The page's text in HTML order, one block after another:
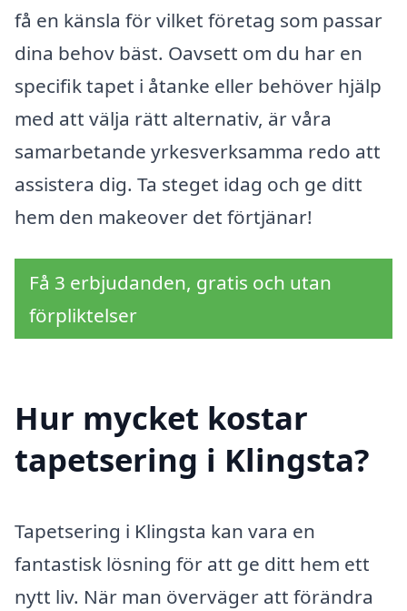
få en känsla för vilket företag som passar
dina behov bäst. Oavsett om du har en
specifik tapet i åtanke eller behöver hjälp
med att välja rätt alternativ, är våra
samarbetande yrkesverksamma redo att
assistera dig. Ta steget idag och ge ditt
hem den makeover det förtjänar!
Få 3 erbjudanden, gratis och utan
förpliktelser
Hur mycket kostar
tapetsering i Klingsta?
Tapetsering i Klingsta kan vara en
fantastisk lösning för att ge ditt hem ett
nytt liv. När man överväger att förändra